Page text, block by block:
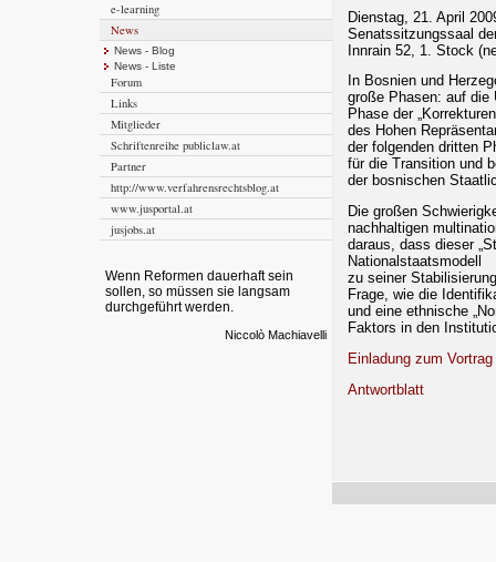
e-learning
News
News - Blog
News - Liste
Forum
Links
Mitglieder
Schriftenreihe publiclaw.at
Partner
http://www.verfahrensrechtsblog.at
www.jusportal.at
jusjobs.at
Wenn Reformen dauerhaft sein
sollen, so müssen sie langsam
durchgeführt werden.
Niccolò Machiavelli
Dienstag, 21. April
Senatssitzungssaal
Innrain 52, 1. Stock
In Bosnien und
große Phasen: auf die
Phase der
des Hohen
der folgenden dritten
für die Transition und
der bosnischen
Die großen
nachhaltigen
daraus, dass dieser
Nationalstaatsmodell
zu seiner
Frage, wie die
und eine ethnische
Faktors in den
Einladung zum Vortrag
Antwortblatt